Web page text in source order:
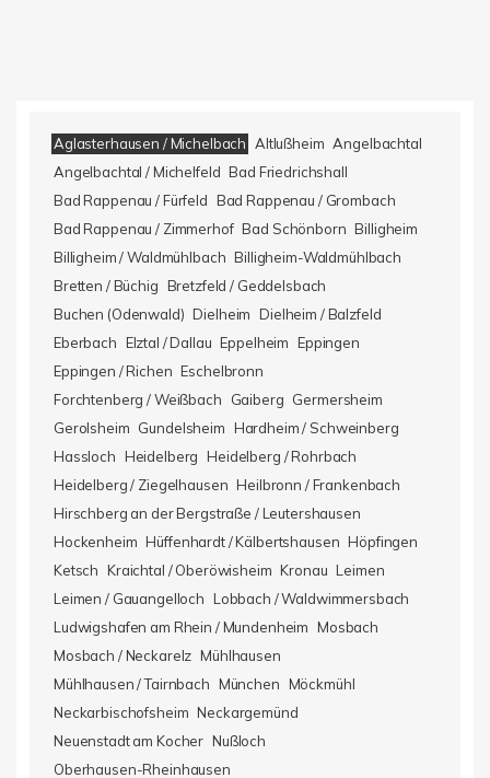
Aglasterhausen / Michelbach Altlußheim Angelbachtal
Angelbachtal / Michelfeld Bad Friedrichshall
Bad Rappenau / Fürfeld Bad Rappenau / Grombach
Bad Rappenau / Zimmerhof Bad Schönborn Billigheim
Billigheim / Waldmühlbach Billigheim-Waldmühlbach
Bretten / Büchig Bretzfeld / Geddelsbach
Buchen (Odenwald) Dielheim Dielheim / Balzfeld
Eberbach Elztal / Dallau Eppelheim Eppingen
Eppingen / Richen Eschelbronn
Forchtenberg / Weißbach
Gaiberg Germersheim
Gerolsheim Gundelsheim Hardheim / Schweinberg
Hassloch Heidelberg Heidelberg / Rohrbach
Heidelberg / Ziegelhausen Heilbronn / Frankenbach
Hirschberg an der Bergstraße / Leutershausen
Hockenheim Hüffenhardt / Kälbertshausen Höpfingen
Ketsch Kraichtal / Oberöwisheim Kronau Leimen
Leimen / Gauangelloch Lobbach / Waldwimmersbach
Ludwigshafen am Rhein / Mundenheim Mosbach
Mosbach / Neckarelz Mühlhausen
Mühlhausen / Tairnbach München Möckmühl
Neckarbischofsheim Neckargemünd
Neuenstadt am Kocher Nußloch
Oberhausen-Rheinhausen